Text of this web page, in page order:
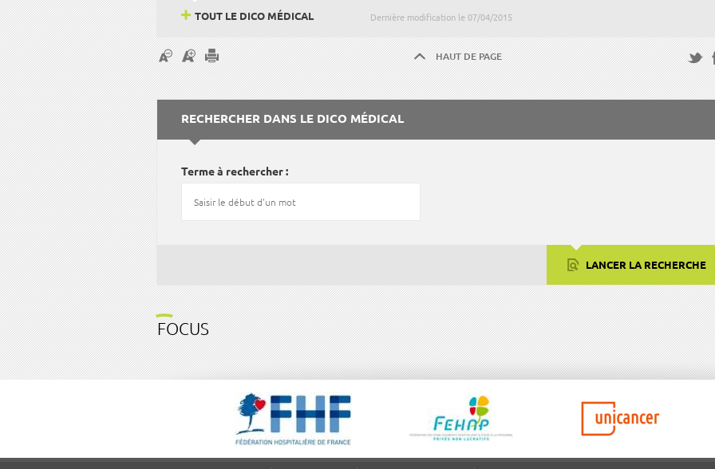
Dernière modification le 07/04/2015
TOUT LE DICO MÉDICAL
HAUT DE PAGE
RECHERCHER DANS LE DICO MÉDICAL
Terme à rechercher
LANCER LA RECHERCHE
FOCUS